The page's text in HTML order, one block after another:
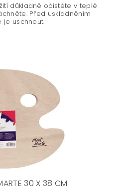
důkladně očistěte v teplé
Před uskladněním
uschnout.
30 X 38 CM